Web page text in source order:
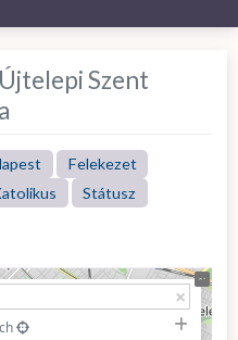
Szent
Felekezet
Státusz